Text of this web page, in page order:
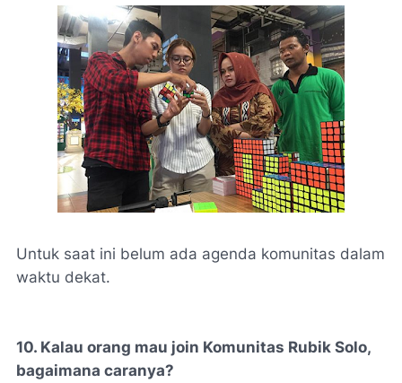
Untuk saat ini belum ada agenda komunitas dalam
waktu dekat.
10. Kalau orang mau join Komunitas Rubik Solo,
bagaimana caranya?